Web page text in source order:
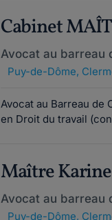
Cabinet
Avocat au barreau
Puy-de-Dôme,
Avocat au Barreau de
en Droit du travail
Maître
Avocat au barreau
Puy-de-Dôme,